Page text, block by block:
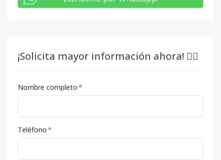
¡Solicita mayor información ahora! 👇🏽
Nombre completo*
Teléfono*